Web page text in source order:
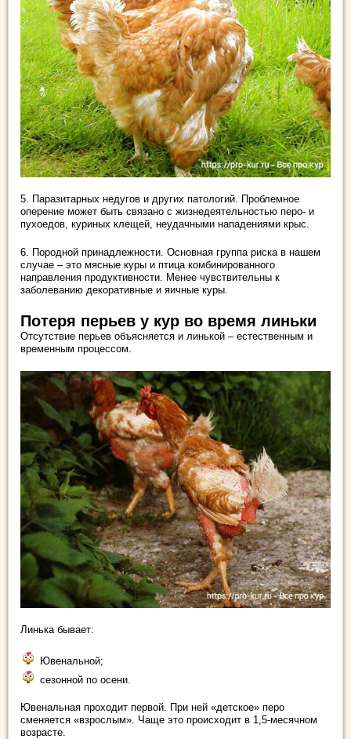
5. Паразитарных недугов и других патологий. Проблемное
оперение может быть связано с жизнедеятельностью перо- и
пухоедов, куриных клещей, неудачными нападениями крыс.
6. Породной принадлежности. Основная группа риска в нашем
случае – это мясные куры и птица комбинированного
направления продуктивности. Менее чувствительны к
заболеванию декоративные и яичные куры.
Потеря перьев у кур во время линьки
Отсутствие перьев объясняется и линькой – естественным и
временным процессом.
Линька бывает:
Ювенальной;
сезонной по осени.
Ювенальная проходит первой. При ней «детское» перо
сменяется «взрослым». Чаще это происходит в 1,5-месячном
возрасте.